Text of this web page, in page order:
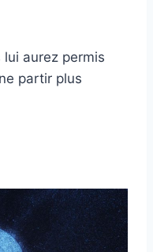
aurez permis
partir plus